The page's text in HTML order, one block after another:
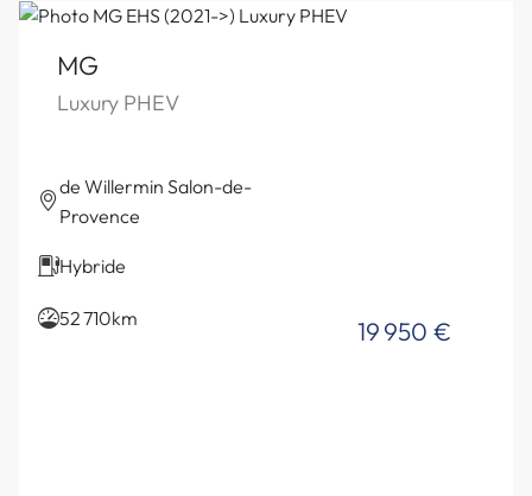
MG
Luxury PHEV
de Willermin Salon-de-
Provence
Hybride
52 710km 19 950 €